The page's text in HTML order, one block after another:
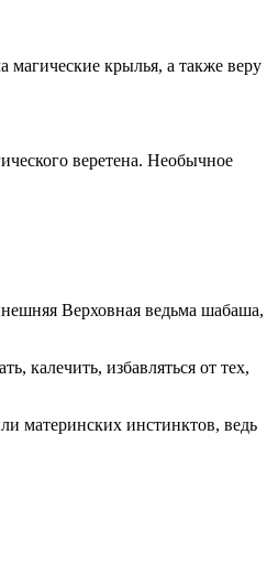
крылья, а также веру
веретена. Необычное
Верховная ведьма шабаша,
калечить, избавляться от тех,
материнских инстинктов, ведь